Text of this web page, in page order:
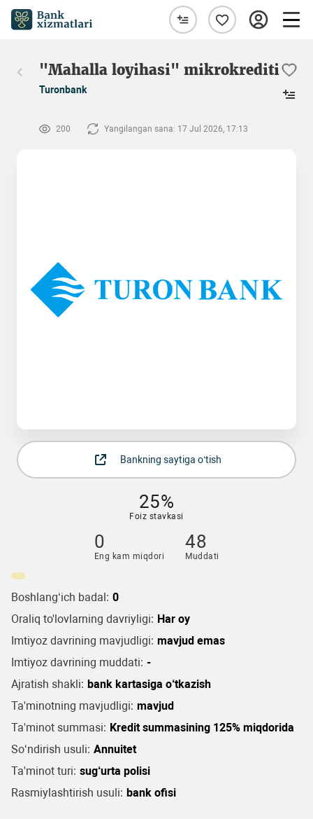
"Mahalla loyihasi" mikrokrediti
Turonbank
200 Yangilangan sana: 17 Jul 2026, 17:13
Bankning saytiga o‘tish
25%
Foiz stavkasi
0
Eng kam miqdori
48
Muddati
Boshlang‘ich badal: 0
Oraliq to'lovlarning davriyligi: Har oy
Imtiyoz davrining mavjudligi: mavjud emas
Imtiyoz davrining muddati: -
Ajratish shakli: bank kartasiga o‘tkazish
Ta'minotning mavjudligi: mavjud
Ta'minot summasi: Kredit summasining 125% miqdorida
So‘ndirish usuli: Annuitet
Ta'minot turi: sug‘urta polisi
Rasmiylashtirish usuli: bank ofisi